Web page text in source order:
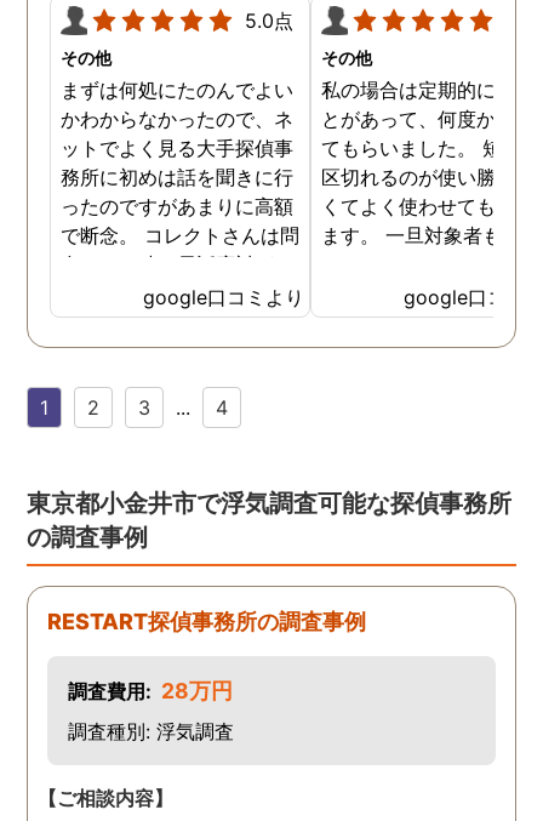
5.0点
その他
まずは何処にたのんでよい
かわからなかったので、ネ
ットでよく見る大手探偵事
務所に初めは話を聞きに行
ったのですがあまりに高額
で断念。 コレクトさんは問
合せした時の電話応対がと
ても誠実な感じが伝わって
きたので3社目で伺いまし
た。 各社特徴はありました
得できたので試しにたのん
法的証拠を集める内容でし
たが成果はだしてくれまし
たね。 終始気持ちの良い取
引ができる探偵社さんでし
た。
google口コミより
その他
私の場合は定期的に頼む
とがあって、何度か調査
てもらいました。 短時
区切れるのが使い勝手が
くてよく使わせてもらっ
ます。 一旦対象者も落
様子を見たいと思います
様子を見て動きそうなら
の時はまた尾行をお願い
google口コミ
1 2 3 ... 4
東京都小金井市で浮気調査可能な探偵事務所
の調査事例
RESTART探偵事務所の調査事例
調査費用: 28万円
調査種別: 浮気調査
【ご相談内容】